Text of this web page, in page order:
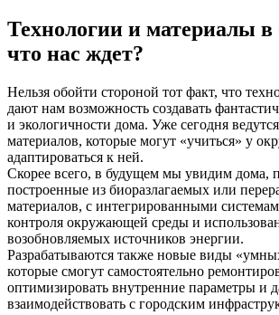
Технологии и материалы в
что нас ждет?
Нельзя обойти стороной тот факт, что
дают нам возможность создавать
и экологичности дома. Уже сегодня
материалов, которые могут «учиться» у
адаптироваться к ней.
Скорее всего, в будущем мы увидим дома,
построенные из биоразлагаемых или
материалов, с интегрированными
контроля окружающей среды и
возобновляемых источников энергии.
Разрабатываются также новые виды
которые смогут самостоятельно
оптимизировать внутренние параметры и
взаимодействовать с городским